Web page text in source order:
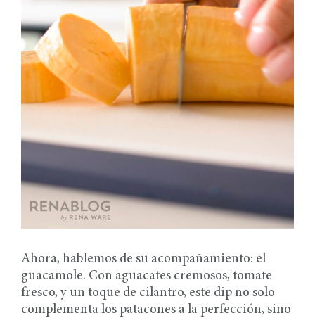
Ahora, hablemos de su acompañamiento: el
guacamole. Con aguacates cremosos, tomate
fresco, y un toque de cilantro, este dip no solo
complementa los patacones a la perfección, sino